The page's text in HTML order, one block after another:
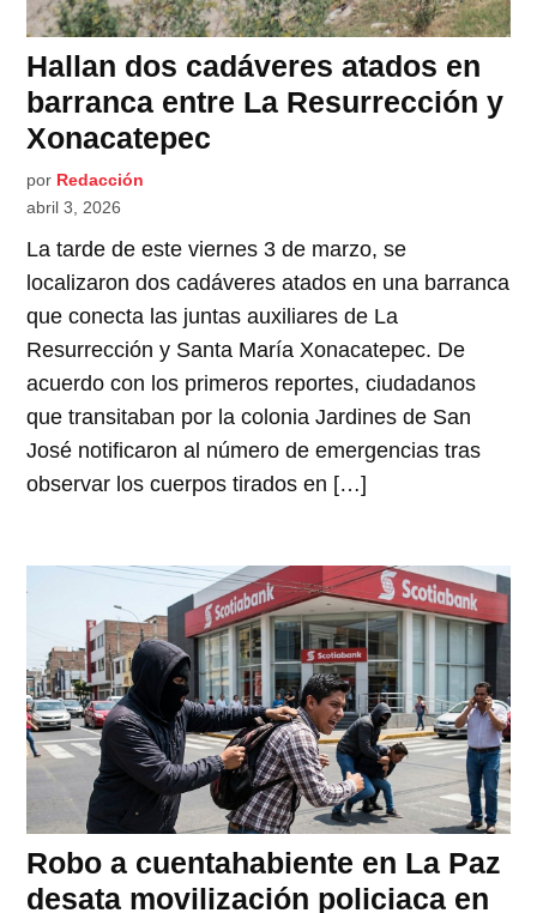
Hallan dos cadáveres atados en
barranca entre La Resurrección y
Xonacatepec
por Redacción
abril 3, 2026
La tarde de este viernes 3 de marzo, se
localizaron dos cadáveres atados en una barranca
que conecta las juntas auxiliares de La
Resurrección y Santa María Xonacatepec. De
acuerdo con los primeros reportes, ciudadanos
que transitaban por la colonia Jardines de San
José notificaron al número de emergencias tras
observar los cuerpos tirados en […]
Robo a cuentahabiente en La Paz
desata movilización policiaca en